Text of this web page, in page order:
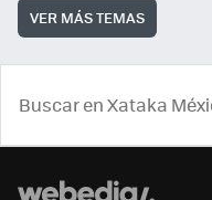
VER MÁS TEMAS